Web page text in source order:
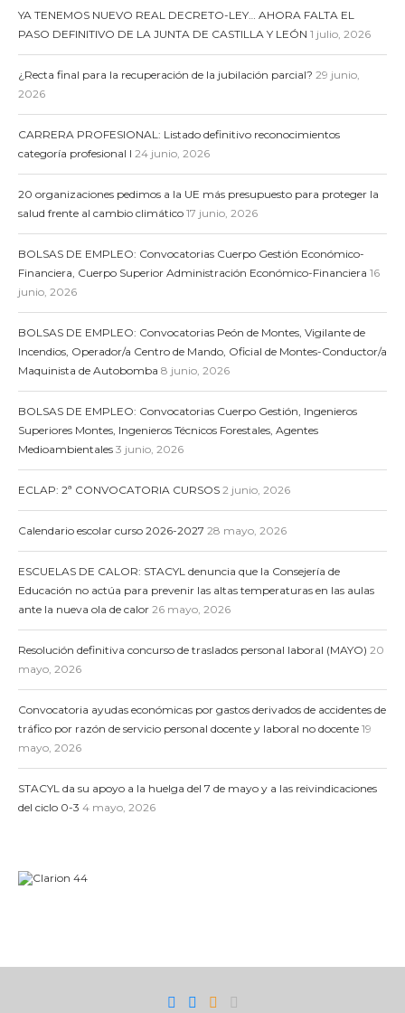
YA TENEMOS NUEVO REAL DECRETO-LEY… AHORA FALTA EL
PASO DEFINITIVO DE LA JUNTA DE CASTILLA Y LEÓN 1 julio, 2026
¿Recta final para la recuperación de la jubilación parcial? 29 junio,
2026
CARRERA PROFESIONAL: Listado definitivo reconocimientos
categoría profesional I 24 junio, 2026
20 organizaciones pedimos a la UE más presupuesto para proteger la
salud frente al cambio climático 17 junio, 2026
BOLSAS DE EMPLEO: Convocatorias Cuerpo Gestión Económico-
Financiera, Cuerpo Superior Administración Económico-Financiera 16
junio, 2026
BOLSAS DE EMPLEO: Convocatorias Peón de Montes, Vigilante de
Incendios, Operador/a Centro de Mando, Oficial de Montes-Conductor/a
Maquinista de Autobomba 8 junio, 2026
BOLSAS DE EMPLEO: Convocatorias Cuerpo Gestión, Ingenieros
Superiores Montes, Ingenieros Técnicos Forestales, Agentes
Medioambientales 3 junio, 2026
ECLAP: 2ª CONVOCATORIA CURSOS 2 junio, 2026
Calendario escolar curso 2026-2027 28 mayo, 2026
ESCUELAS DE CALOR: STACYL denuncia que la Consejería de
Educación no actúa para prevenir las altas temperaturas en las aulas
ante la nueva ola de calor 26 mayo, 2026
Resolución definitiva concurso de traslados personal laboral (MAYO) 20
mayo, 2026
Convocatoria ayudas económicas por gastos derivados de accidentes de
tráfico por razón de servicio personal docente y laboral no docente 19
mayo, 2026
STACYL da su apoyo a la huelga del 7 de mayo y a las reivindicaciones
del ciclo 0-3 4 mayo, 2026